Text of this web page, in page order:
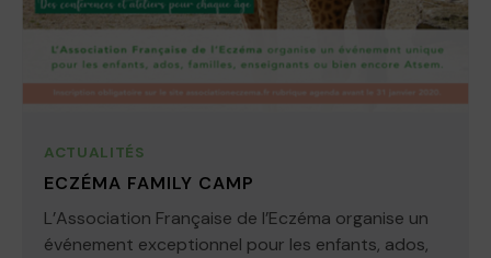
ACTUALITÉS
ECZÉMA FAMILY CAMP
L’Association Française de l’Eczéma organise un
événement exceptionnel pour les enfants, ados,